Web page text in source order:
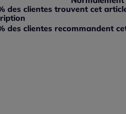
grand : 0%
des clientes trouvent cet
des clientes recommandent